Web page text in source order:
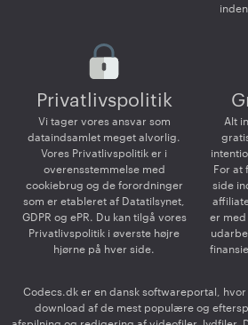
Privatlivspolitik
Vi tager vores ansvar som
dataindsamlet meget alvorlig.
Vores Privatlivspolitik er i
overensstemmelse med
cookiebrug og de forordninger
som er etableret af Datatilsynet,
GDPR og ePR. Du kan tilgå vores
Privatlivspolitik i øverste højre
hjørne på hver side.
Alt
For at
side
er med
Codecs.dk er en dansk softwareportal,
download af de mest populære og